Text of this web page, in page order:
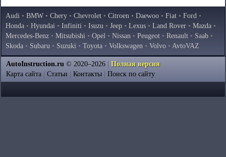
Audi • BMW • Chery • Chevrolet • Citroen • Daewoo • Fiat • Ford •
Honda • Hyundai • Infiniti • Isuzu • Jeep • Lexus • Land Rover • Mazda •
Mercedes-Benz • Mitsubishi • Opel • Nissan • Peugeot • Renault • Saab •
Skoda • Subaru • Suzuki • Toyota • Volkswagen • Volvo • AvtoVAZ
AutoInstruction.ru © 2020–2026
Полная версия
Карта сайта
Статьи Контакты Поиск по сайту